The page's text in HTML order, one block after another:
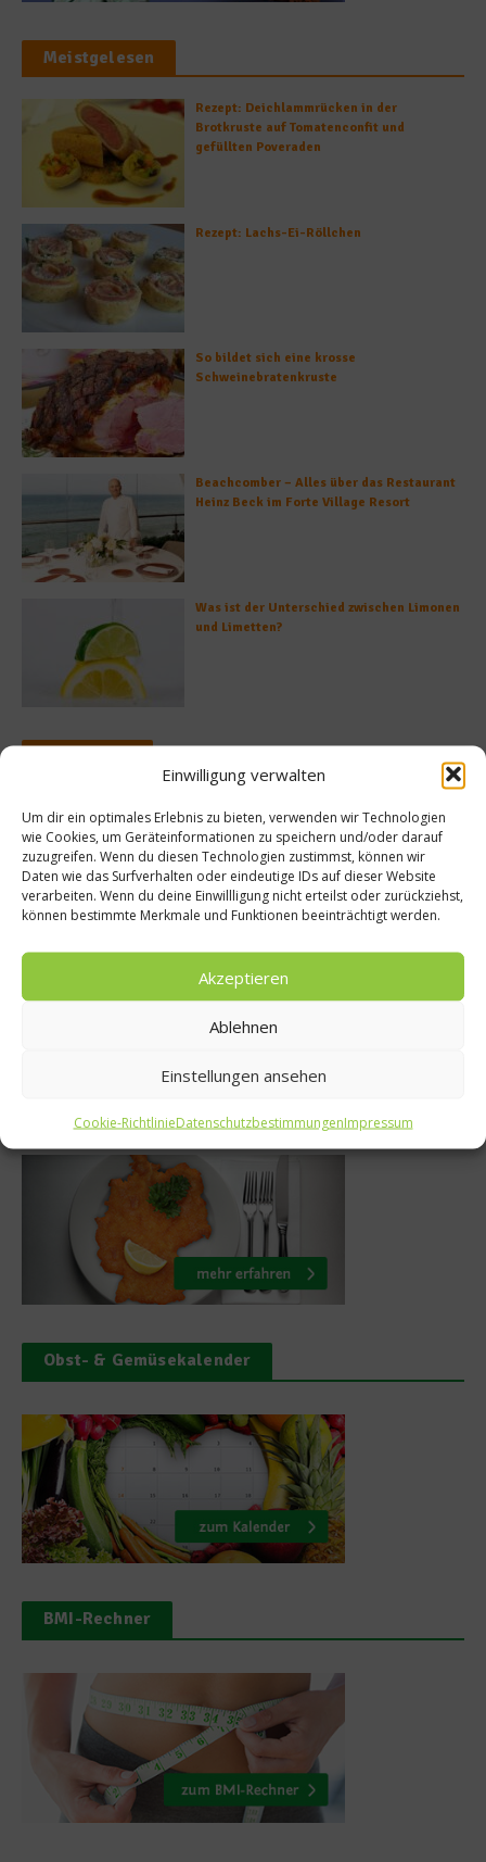
Einwilligung verwalten
Um dir ein optimales Erlebnis zu bieten, verwenden wir Technologien
wie Cookies, um Geräteinformationen zu speichern und/oder darauf
zuzugreifen. Wenn du diesen Technologien zustimmst, können wir
Daten wie das Surfverhalten oder eindeutige IDs auf dieser Website
verarbeiten. Wenn du deine Einwillligung nicht erteilst oder zurückziehst,
können bestimmte Merkmale und Funktionen beeinträchtigt werden.
Akzeptieren
Ablehnen
Einstellungen ansehen
Cookie-RichtlinieDatenschutzbestimmungenImpressum
Meistgelesen
Rezept: Deichlammrücken in der
Brotkruste auf Tomatenconfit und
gefüllten Poveraden
Rezept: Lachs-Ei-Röllchen
So bildet sich eine krosse
Schweinebratenkruste
Beachcomber – Alles über das Restaurant
Heinz Beck im Forte Village Resort
Was ist der Unterschied zwischen Limonen
und Limetten?
nach
Gesundes & Bio
Was bewirken
Powerschub
10. November 2011
Obst- & Gemüsekalender
BMI-Rechner